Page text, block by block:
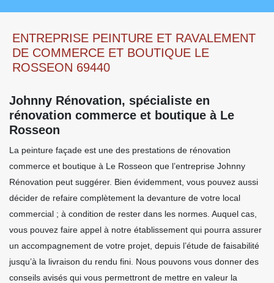
ENTREPRISE PEINTURE ET RAVALEMENT
DE COMMERCE ET BOUTIQUE LE
ROSSEON 69440
Johnny Rénovation, spécialiste en
rénovation commerce et boutique à Le
Rosseon
La peinture façade est une des prestations de rénovation
commerce et boutique à Le Rosseon que l’entreprise Johnny
Rénovation peut suggérer. Bien évidemment, vous pouvez aussi
décider de refaire complètement la devanture de votre local
commercial ; à condition de rester dans les normes. Auquel cas,
vous pouvez faire appel à notre établissement qui pourra assurer
un accompagnement de votre projet, depuis l’étude de faisabilité
jusqu’à la livraison du rendu fini. Nous pouvons vous donner des
conseils avisés qui vous permettront de mettre en valeur la